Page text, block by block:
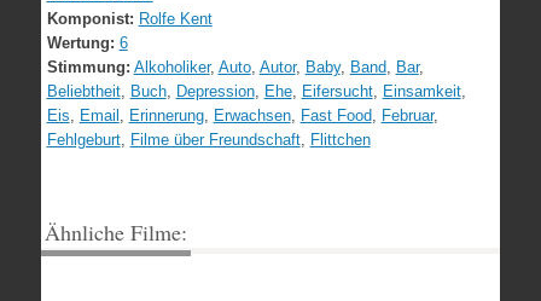
Komponist: Rolfe Kent
Wertung: 6
Stimmung: Alkoholiker, Auto, Autor, Baby, Band, Bar,
Beliebtheit, Buch, Depression, Ehe, Eifersucht, Einsamkeit,
Eis
Email Erinnerung, Erwachsen, Fast Food, Februar,
Fehlgeburt, Filme über Freundschaft, Flittchen
Ähnliche Filme: